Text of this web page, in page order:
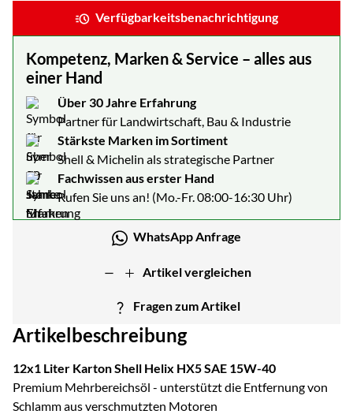
Verfügbarkeitsbenachrichtigung
Kompetenz, Marken & Service – alles aus
einer Hand
Über 30 Jahre Erfahrung
Partner für Landwirtschaft, Bau & Industrie
Stärkste Marken im Sortiment
Shell & Michelin als strategische Partner
Fachwissen aus erster Hand
Rufen Sie uns an! (Mo.-Fr. 08:00-16:30 Uhr)
WhatsApp Anfrage
Artikel vergleichen
Fragen zum Artikel
Artikelbeschreibung
12x1 Liter Karton Shell Helix HX5 SAE 15W-40
Premium Mehrbereichsöl - unterstützt die Entfernung von
Schlamm aus verschmutzten Motoren